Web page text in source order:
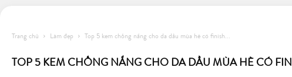
Trang chủ Làm đẹp Top 5 kem chống nắng cho da dầu mùa hè có finish...
TOP 5 KEM CHỐNG NẮNG CHO DA DẦU MÙA HÈ CÓ